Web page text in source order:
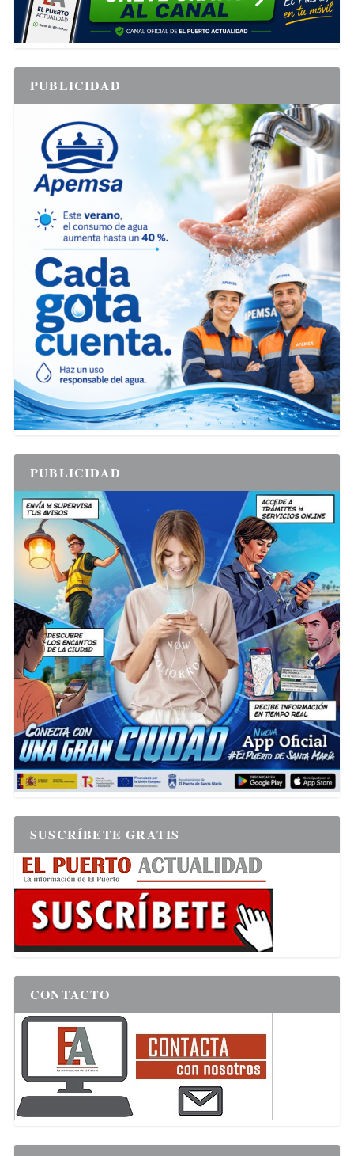
PUBLICIDAD
PUBLICIDAD
SUSCRÍBETE GRATIS
CONTACTO